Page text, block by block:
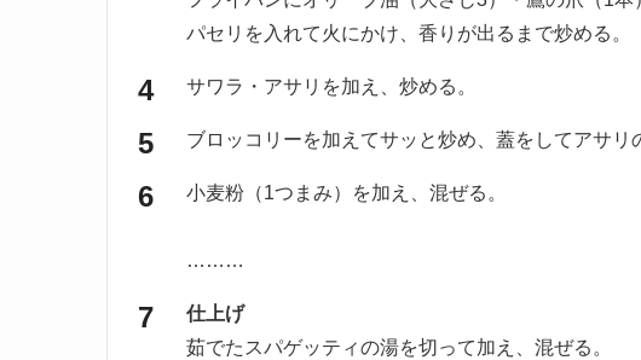
パセリを入れて火にかけ、香りが出るまで炒める。
サワラ・アサリを加え、炒める。
ブロッコリーを加えてサッと炒め、蓋をしてアサリ
小麦粉（1つまみ）を加え、混ぜる。
………
仕上げ
茹でたスパゲッティの湯を切って加え、混ぜる。